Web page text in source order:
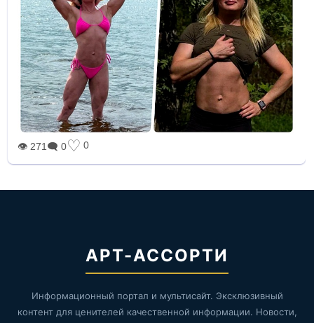
👁 271 🗨 0♡ 0
АРТ-АССОРТИ
Информационный портал и мультисайт. Эксклюзивный
контент для ценителей качественной информации. Новости,